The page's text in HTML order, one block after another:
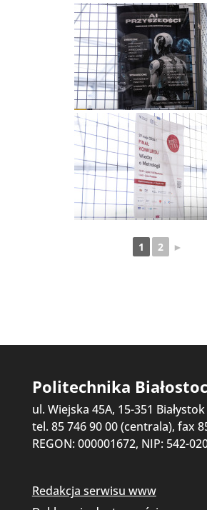
1 2 ►
Politechnika
ul. Wiejska 45A, 15-351 Białystok
tel. 85 746 90 00 (centrala), fax
REGON: 000001672, NIP: 542-
Redakcja serwisu www